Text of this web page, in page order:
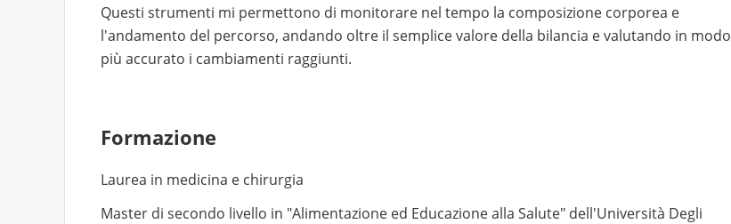
Questi strumenti mi permettono di monitorare nel tempo la composizione corporea e
l'andamento del percorso, andando oltre il semplice valore della bilancia e valutando in modo
più accurato i cambiamenti raggiunti.
Formazione
Laurea in medicina e chirurgia
Master di secondo livello in "Alimentazione ed Educazione alla Salute" dell'Università Degli